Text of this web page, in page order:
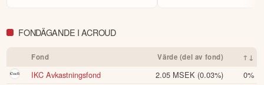
FONDÄGANDE I ACROUD
Fond Värde (del av fond) ↑↓
IKC Avkastningsfond 2.05 MSEK (0.03%)
0%